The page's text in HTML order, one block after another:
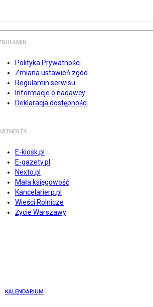
Polityka Prywatności
Zmiana ustawień zgód
Regulamin serwisu
Informacje o nadawcy
Deklaracja dostępności
E-kiosk.pl
E-gazety.pl
Nexto.pl
Mała księgowość
Kancelarierp.pl
Wieści Rolnicze
Życie Warszawy
KALENDARIUM